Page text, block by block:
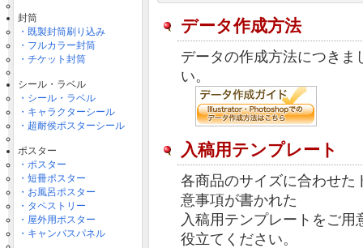
封筒
・既製封筒刷り込み
・フルカラー封筒
・チケット封筒
シール・ラベル
・シール・ラベル
・キャラクターシール
・超耐侯ポスターシール
ポスター
・ポスター
・短冊ポスター
・お風呂ポスター
・タペストリー
・屋外用ポスター
・キャンバスパネル
データ作成方法
データの作成方法につきま
い。
入稿用テンプレート
各商品のサイズに合わせた
意事項が書かれた
入稿用テンプレートをご
役立てください。